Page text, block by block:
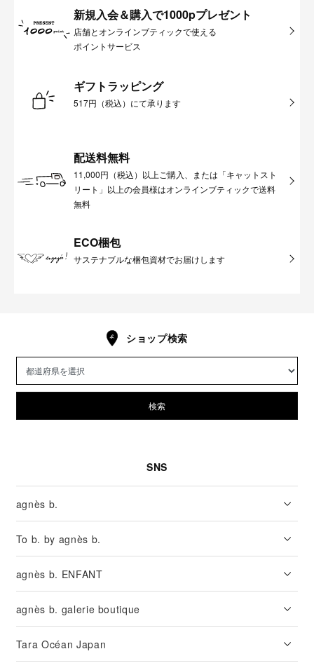
新規入会＆購入で1000pプレゼント
店舗とオンラインブティックで使える
ポイントサービス
ギフトラッピング
517円（税込）にて承ります
配送料無料
11,000円（税込）以上ご購入、または「キャットスト
リート」以上の会員様はオンラインブティックで送料
無料
ECO梱包
サステナブルな梱包資材でお届けします
ショップ検索
検索
SNS
agnès b.
To b. by agnès b.
agnès b. ENFANT
agnès b. galerie boutique
Tara Océan Japan